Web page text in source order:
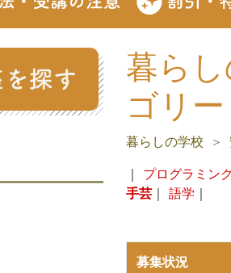
暮ら
ゴリ
暮らしの学校
｜ プログラミン
手芸 ｜ 語学 ｜
募集状況